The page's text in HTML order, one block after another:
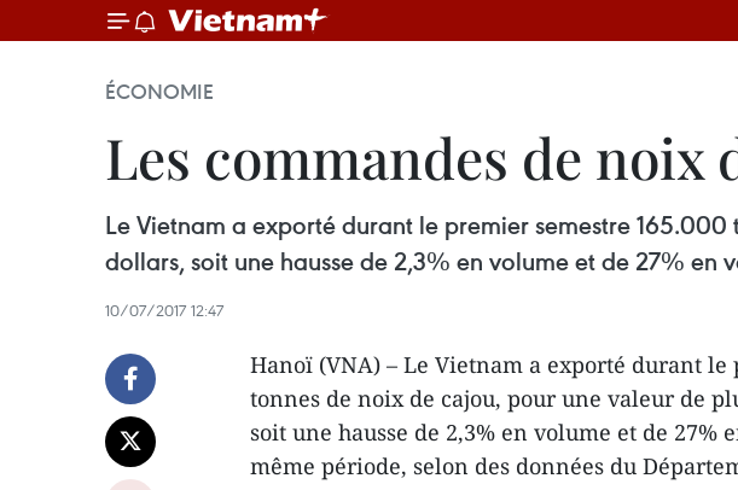
ÉCONOMIE
Les commandes de noix
Le Vietnam a exporté durant le premier semestre
dollars, soit une hausse de 2,3% en volume et de 27% en
10/07/2017 12:47
Hanoï (VNA) – Le Vietnam a exporté durant le
tonnes de noix de cajou, pour une valeur de
soit une hausse de 2,3% en volume et de 27%
même période, selon des données du